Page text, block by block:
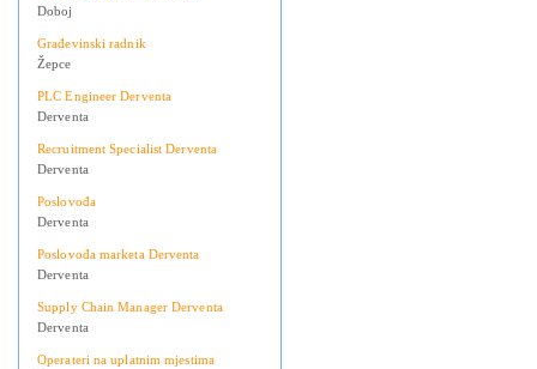
Doboj
Građevinski radnik
Žepce
PLC Engineer Derventa
Derventa
Recruitment Specialist Derventa
Derventa
Poslovođa
Derventa
Poslovođa marketa Derventa
Derventa
Supply Chain Manager Derventa
Derventa
Operateri na uplatnim mjestima